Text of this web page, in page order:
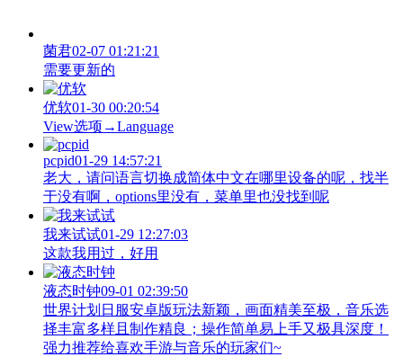
菌君02-07 01:21:21
需要更新的
优软01-30 00:20:54
View‌选项→Language
pcpid01-29 14:57:21
老大，请问语言切换成简体中文在哪里设备的呢，找半
于没有啊，options里没有，菜单里也没找到呢
我来试试01-29 12:27:03
这款我用过，好用
液态时钟09-01 02:39:50
世界计划日服安卓版玩法新颖，画面精美至极，音乐选
择丰富多样且制作精良；操作简单易上手又极具深度！
强力推荐给喜欢手游与音乐的玩家们~